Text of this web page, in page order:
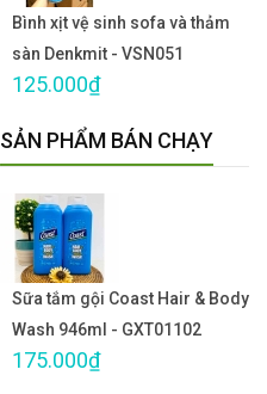
Bình xịt vệ sinh sofa và thảm
sàn Denkmit - VSN051
125.000₫
SẢN PHẨM BÁN CHẠY
Sữa tắm gội Coast Hair & Body
Wash 946ml - GXT01102
175.000₫